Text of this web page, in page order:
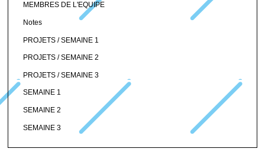
MEMBRES DE L'EQUIPE
Notes
PROJETS / SEMAINE 1
PROJETS / SEMAINE 2
PROJETS / SEMAINE 3
SEMAINE 1
SEMAINE 2
SEMAINE 3